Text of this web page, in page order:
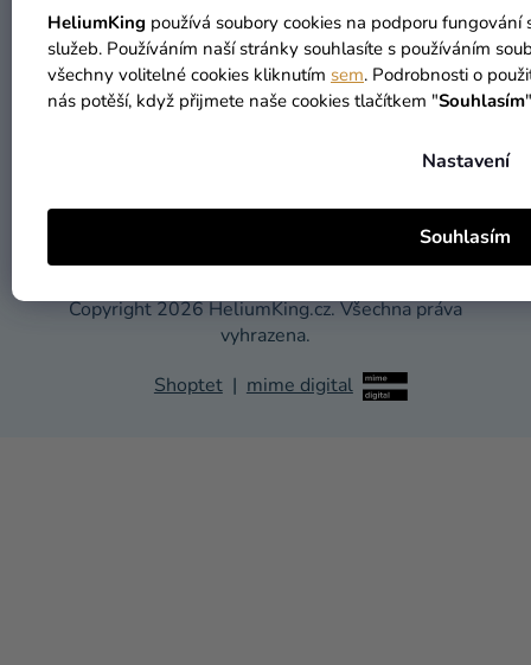
HeliumKing používá soubory cookies na podporu
služeb. Používáním naší stránky souhlasíte s používáním
všechny volitelné cookies kliknutím sem. Podrobnosti o
nás potěší, když přijmete naše cookies tlačítkem "Souhlasím
Nastavení
Souhlasím
Možnosti platby
Shoptet | mime digital
Copyright 2026HeliumKing.cz. Všechna práva
vyhrazena.